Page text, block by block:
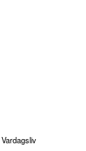
Vardagsliv